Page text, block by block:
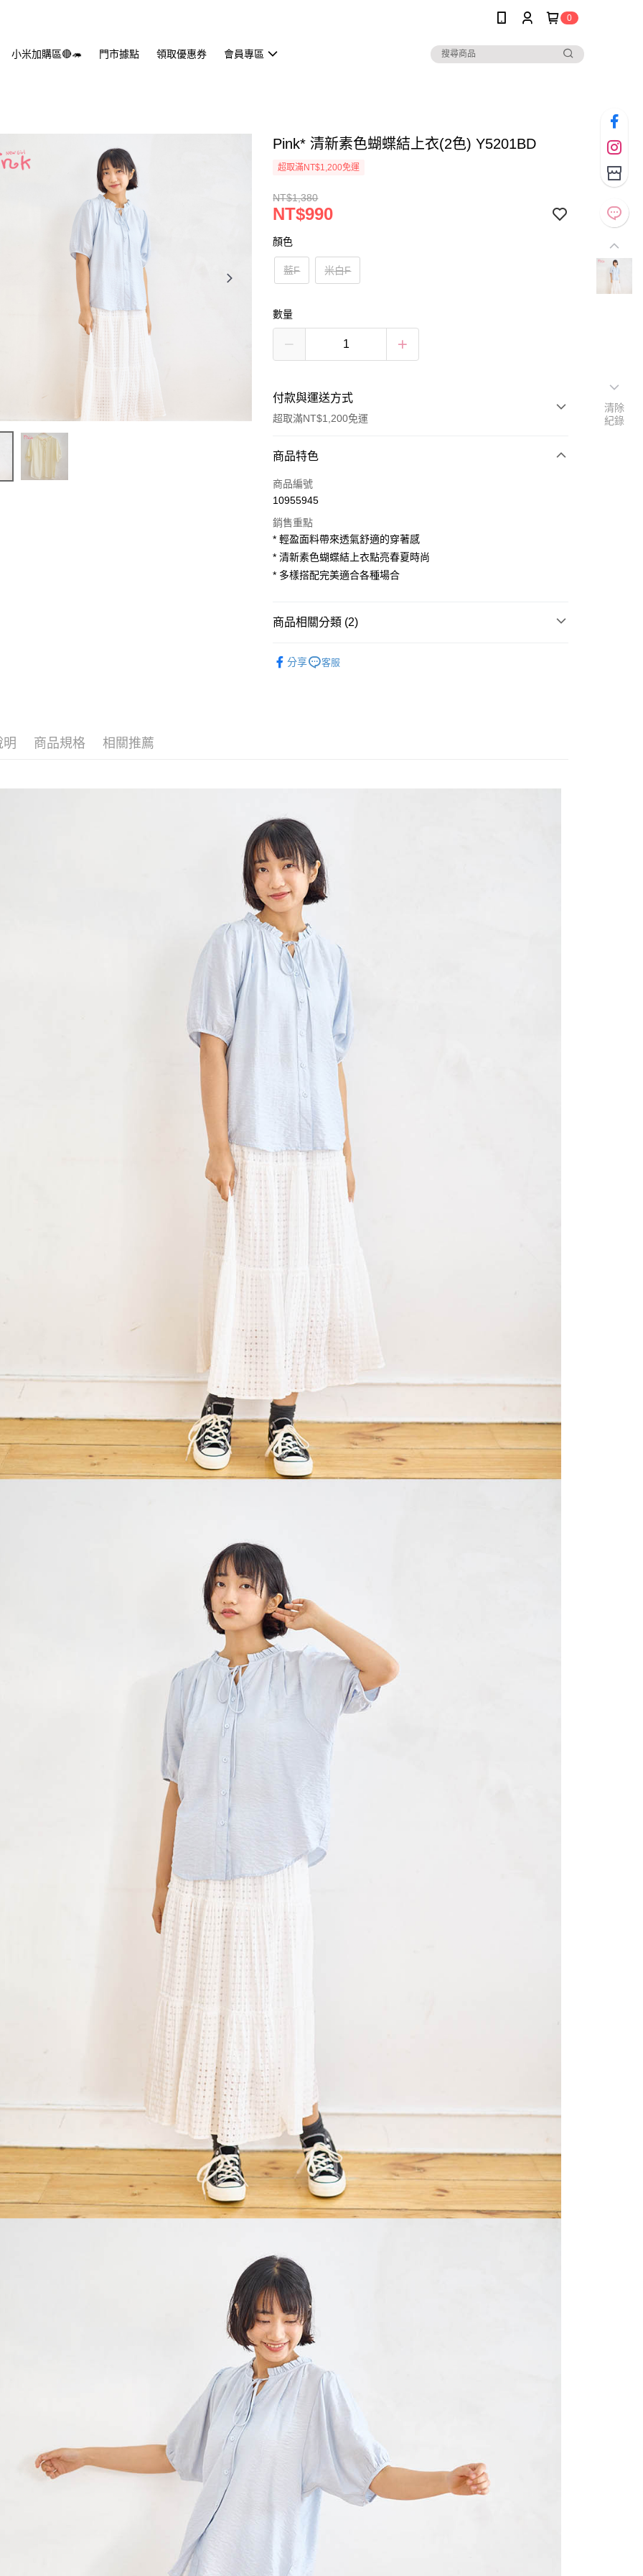
0
小米加購區🔴🦔 門市據點 領取優惠券 會員專區
Pink* 清新素色蝴蝶結上衣(2色) Y5201BD
超取滿NT$1,200免運
NT$1,380
NT$990
顏色
藍F 米白F
數量
付款與運送方式
超取滿NT$1,200免運
付款方式
信用卡一次付款
LINE Pay
Apple Pay
悠遊付
相關說明
／ATM／網路銀行／等多元方式進行付款，方視為交易完成。
※ 請注意：結帳手續完成當下不需立刻繳費，但若您需要取消訂單，請聯
絡購買商品的店家。未經商家同意取消之訂單仍視為有效，需透過AFTEE
先享後付繳納相關費用。
※ 交易是否成功請以「AFTEE先享後付 」之結帳頁面顯示為準，若有關於
是否繳費成功／繳費後需取消欲退款等相關疑問，請聯繫「AFTEE先享後
付客戶支援中心」
【注意事項】
１．透過由恩沛科技股份有限公司提供之「AFTEE先享後付」服務完成之
交易，需依本服務之必要範圍內提供個人資料，並將交易相關給付款項請
求債權轉讓予恩沛科技股份有限公司。
２．關於個人資料處理事宜，請瀏覽以下網址：
https://aftee.tw/terms/#terms3
３．未成年的使用者請事先徵得法定代理人或監護人之同意方可使用
「AFTEE先享後付」，若未經同意申辦者引起之損失，本公司不負相關責
４．使用「AFTEE先享後付」時，將依據個別帳號之用戶狀況，依本公司
即時審查核予不同之上限額度；若仍有額度不足之情形，本公司將視審查
結果請求用戶進行身份認證。
５．嚴禁一人註冊多個帳號或使用他人資訊註冊。若發現惡意使用之情
形，恩沛科技股份有限公司將有權停止該用戶之使用額度並採取法律行
每筆NT$80，滿NT$1,200(含以上)免運費
宅配
每筆NT$80，滿NT$1,200(含以上)免運費
付款後門市自取
免運費
商品特色
商品編號
10955945
銷售重點
* 輕盈面料帶來透氣舒適的穿著感
* 清新素色蝴蝶結上衣點亮春夏時尚
* 多樣搭配完美適合各種場合
商品相關分類 (2)
分享 客服
明 商品規格 相關推薦
清除
紀錄